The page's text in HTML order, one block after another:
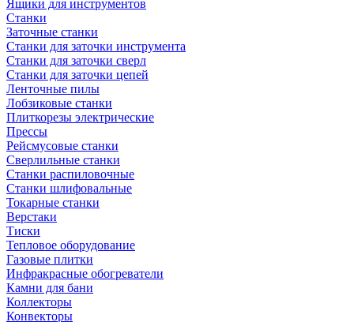
Ящики для инструментов
Станки
Заточные станки
Станки для заточки инструмента
Станки для заточки сверл
Станки для заточки цепей
Ленточные пилы
Лобзиковые станки
Плиткорезы электрические
Прессы
Рейсмусовые станки
Сверлильные станки
Станки распиловочные
Станки шлифовальные
Токарные станки
Верстаки
Тиски
Тепловое оборудование
Газовые плитки
Инфракрасные обогреватели
Камни для бани
Коллекторы
Конвекторы